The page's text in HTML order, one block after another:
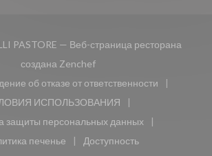
PASTORE — Веб-страница ресторана
создана Zenchef((открывается в новом
об отказе от ответственности
((открывается в новом окне))
ИСПОЛЬЗОВАНИЯ
((открывается в новом окне))
защиты персональных данных
((открывается в новом окне))
печенье
((открывается в новом окне))
Доступность